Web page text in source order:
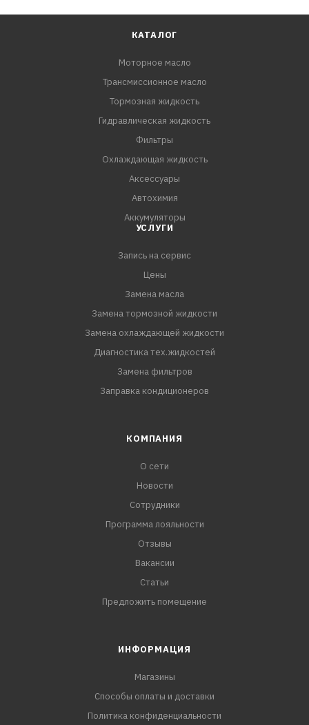
КАТАЛОГ
Моторное масло
Трансмиссионное масло
Тормозная жидкость
Гидравлическая жидкость
Фильтры
Охлаждающая жидкость
Аксессуары
Автохимия
Аккумуляторы
УСЛУГИ
Запись на сервис
Цены
Замена масла
Замена тормозной жидкости
Замена охлаждающей жидкости
Диагностика тех.жидкостей
Замена фильтров
Заправка кондиционеров
КОМПАНИЯ
О сети
Новости
Сотрудники
Программа лояльности
Отзывы
Вакансии
Статьи
Предложить помещение
ИНФОРМАЦИЯ
Магазины
Способы оплаты и доставки
Политика конфиденциальности